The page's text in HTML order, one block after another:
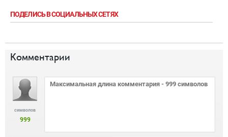
ПОДЕЛИСЬ В СОЦИАЛЬНЫХ СЕТЯХ
Комментарии
символов
999